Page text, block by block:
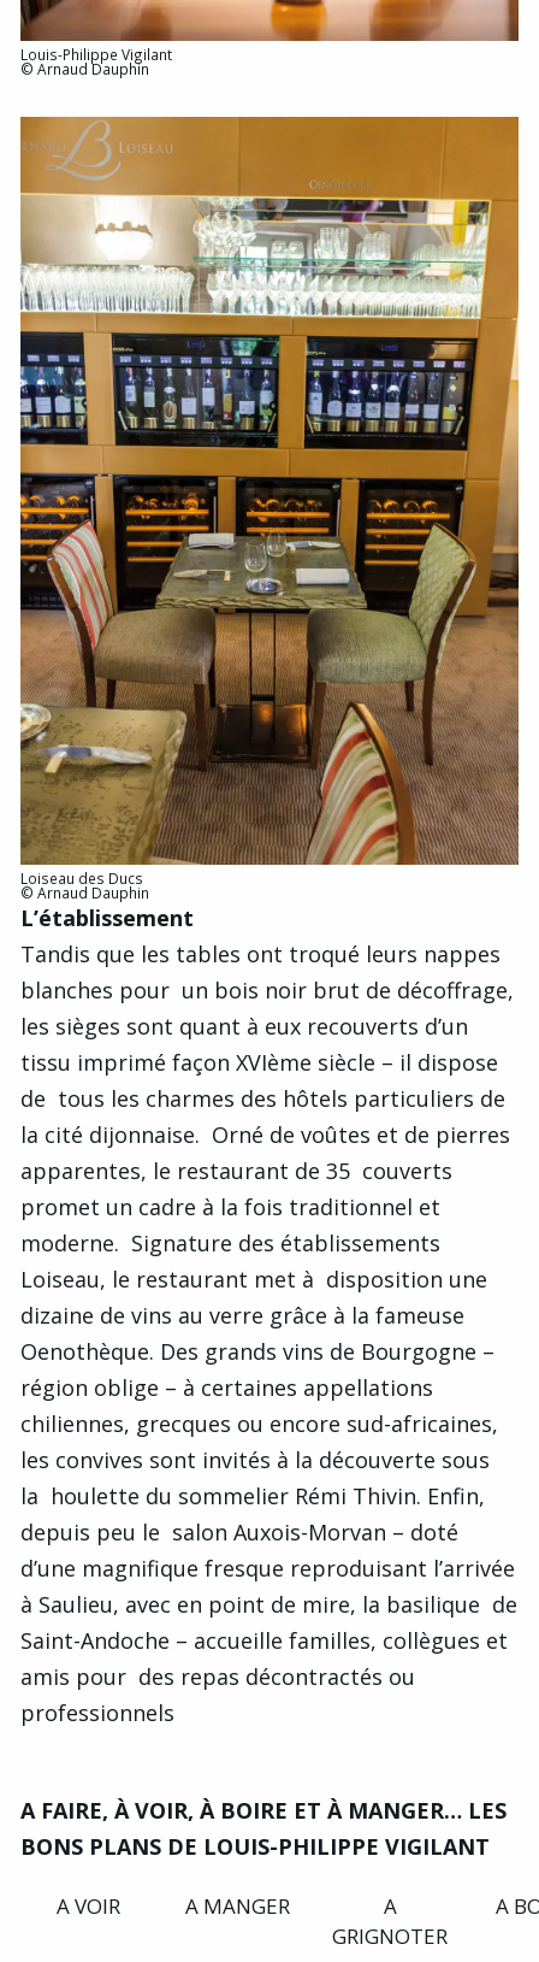
Louis-Philippe Vigilant
© Arnaud Dauphin
Loiseau des Ducs
© Arnaud Dauphin
L’établissement
Tandis que les tables ont troqué leurs nappes
blanches pour un bois noir brut de décoffrage,
les sièges sont quant à eux recouverts d’un
tissu imprimé façon XVIème siècle – il dispose
de tous les charmes des hôtels particuliers de
la cité dijonnaise. Orné de voûtes et de pierres
apparentes, le restaurant de 35 couverts
promet un cadre à la fois traditionnel et
moderne. Signature des établissements
Loiseau, le restaurant met à disposition une
dizaine de vins au verre grâce à la fameuse
Oenothèque. Des grands vins de Bourgogne –
région oblige – à certaines appellations
chiliennes, grecques ou encore sud-africaines,
les convives sont invités à la découverte sous
la houlette du sommelier Rémi Thivin. Enfin,
depuis peu le salon Auxois-Morvan – doté
d’une magnifique fresque reproduisant l’arrivée
à Saulieu, avec en point de mire, la basilique de
Saint-Andoche – accueille familles, collègues et
amis pour des repas décontractés ou
professionnels
A FAIRE, À VOIR, À BOIRE ET À MANGER… LES
BONS PLANS DE LOUIS-PHILIPPE VIGILANT
A VOIR A MANGER
A
GRIGNOTER
A